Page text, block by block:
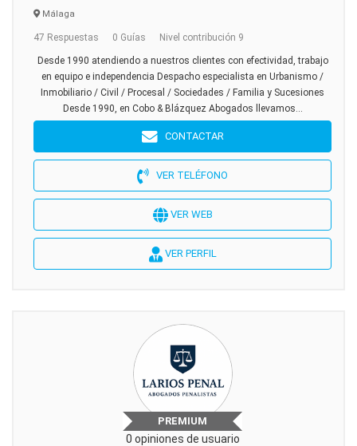
Málaga
47 Respuestas 0 Guías Nivel contribución 9
Desde 1990 atendiendo a nuestros clientes con efectividad, trabajo
en equipo e independencia Despacho especialista en Urbanismo /
Inmobiliario / Civil / Procesal / Sociedades / Familia y Sucesiones
Desde 1990, en Cobo & Blázquez Abogados llevamos...
CONTACTAR
VER TELÉFONO
VER WEB
VER PERFIL
PREMIUM
0 opiniones de usuario